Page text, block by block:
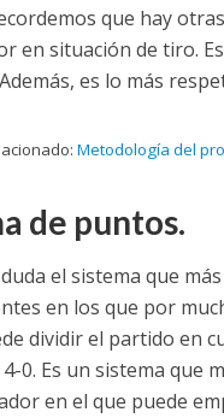
que hay
en situación de tiro.
es lo más
Metodología del
de puntos.
el sistema que
en los que por
dividir el partido en
0. Es un sistema que
en el que puede